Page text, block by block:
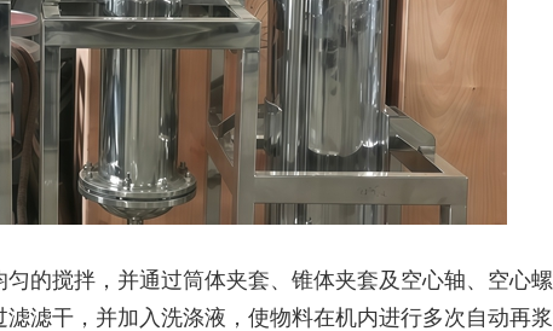
搅拌，并通过筒体夹套、锥体夹套及空心轴、空心螺
滤干，并加入洗涤液，使物料在机内进行多次自动再